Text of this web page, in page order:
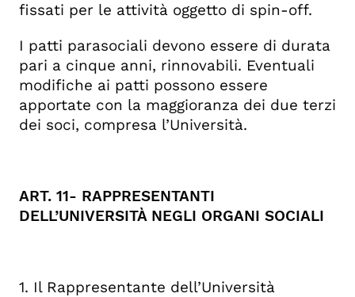
fissati per le attività oggetto di spin-off.
I patti parasociali devono essere di durata
pari a cinque anni, rinnovabili. Eventuali
modifiche ai patti possono essere
apportate con la maggioranza dei due terzi
dei soci, compresa l’Università.
ART. 11- RAPPRESENTANTI
DELL’UNIVERSITÀ NEGLI ORGANI SOCIALI
1. Il Rappresentante dell’Università